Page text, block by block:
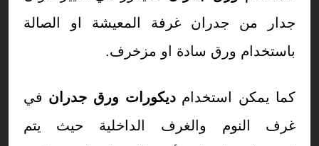
جدار من جدران غرفة المعيشة او الصالة
باستخدام ورق سادة او مزخرف.
كما يمكن استخدامديكورات ورق جدران في
غرف النوم والغرف الداخلية حيث يتم